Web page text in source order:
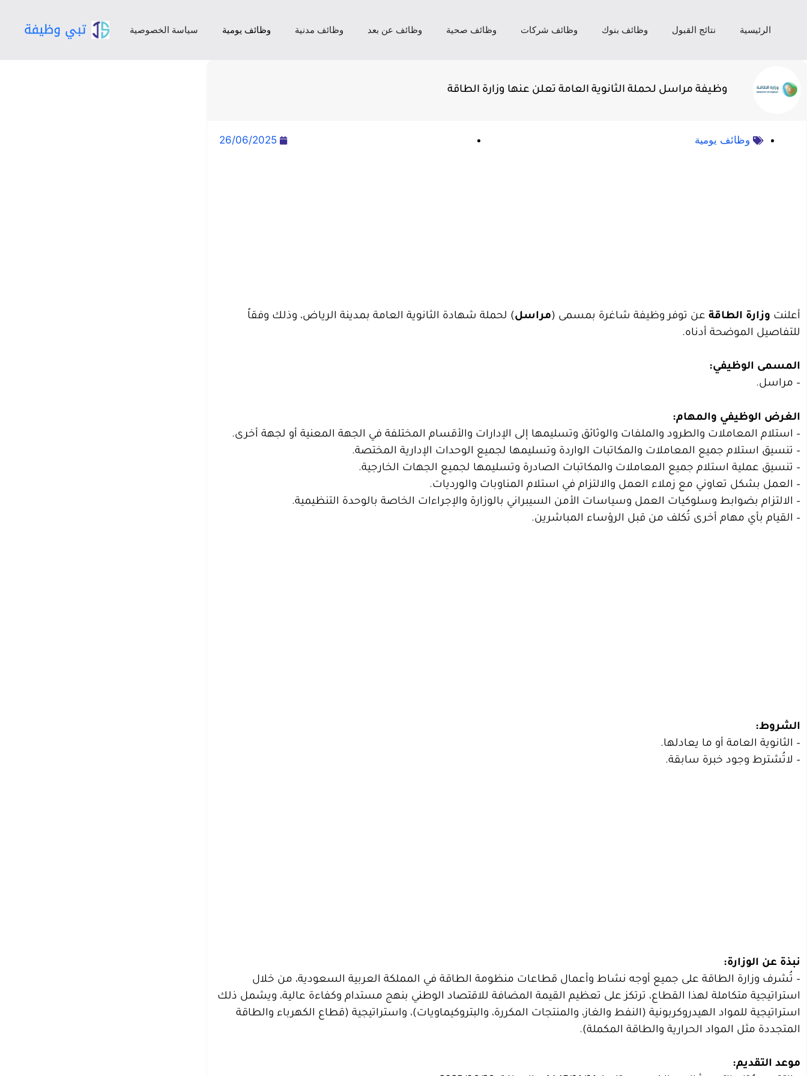
الرئيسية نتائج القبول وظائف بنوك وظائف شركات وظائف صحية وظائف عن بعد وظائف مدنية وظائف يومية سياسة الخصوصية
وظيفة مراسل لحملة الثانوية العامة تعلن عنها وزارة الطاقة
وظائف يومية 26/06/2025
أعلنت وزارة الطاقة عن توفر وظيفة شاغرة بمسمى (مراسل) لحملة شهادة الثانوية العامة بمدينة الرياض، وذلك وفقاً
للتفاصيل الموضحة أدناه.
المسمى الوظيفي:
– مراسل.
الغرض الوظيفي والمهام:
– استلام المعاملات والطرود والملفات والوثائق وتسليمها إلى الإدارات والأقسام المختلفة في الجهة المعنية أو لجهة أخرى.
– تنسيق استلام جميع المعاملات والمكاتبات الواردة وتسليمها لجميع الوحدات الإدارية المختصة.
– تنسيق عملية استلام جميع المعاملات والمكاتبات الصادرة وتسليمها لجميع الجهات الخارجية.
– العمل بشكل تعاوني مع زملاء العمل والالتزام في استلام المناوبات والورديات.
– الالتزام بضوابط وسلوكيات العمل وسياسات الأمن السيبراني بالوزارة والإجراءات الخاصة بالوحدة التنظيمية.
– القيام بأي مهام أخرى تُكلف من قبل الرؤساء المباشرين.
الشروط:
– الثانوية العامة أو ما يعادلها.
– لاتُشترط وجود خبرة سابقة.
نبذة عن الوزارة:
– تُشرف وزارة الطاقة على جميع أوجه نشاط وأعمال قطاعات منظومة الطاقة في المملكة العربية السعودية، من خلال
استراتيجية متكاملة لهذا القطاع، ترتكز على تعظيم القيمة المضافة للاقتصاد الوطني بنهج مستدام وكفاءة عالية، ويشمل ذلك
استراتيجية للمواد الهيدروكربونية (النفط والغاز، والمنتجات المكررة، والبتروكيماويات)، واستراتيجية (قطاع الكهرباء والطاقة
المتجددة مثل المواد الحرارية والطاقة المكملة).
موعد التقديم: